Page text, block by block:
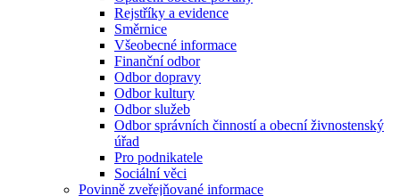
Rejstříky a evidence
Směrnice
Všeobecné informace
Finanční odbor
Odbor dopravy
Odbor kultury
Odbor služeb
Odbor správních činností a obecní živnostenský
úřad
Pro podnikatele
Sociální věci
Povinně zveřejňované informace